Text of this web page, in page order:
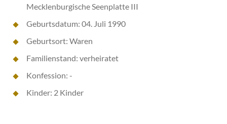
Mecklenburgische Seenplatte III
Geburtsdatum: 04. Juli 1990
Geburtsort: Waren
Familienstand: verheiratet
Konfession: -
Kinder: 2 Kinder